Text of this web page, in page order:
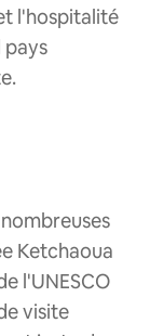
l'hospitalité
pays
Ketchaoua
l'UNESCO
visite